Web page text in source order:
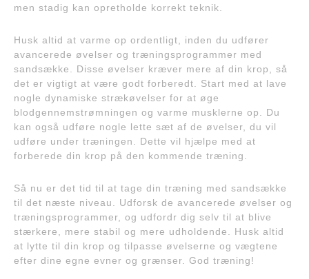
men stadig kan opretholde korrekt teknik.
Husk altid at varme op ordentligt, inden du udfører
avancerede øvelser og træningsprogrammer med
sandsække. Disse øvelser kræver mere af din krop, så
det er vigtigt at være godt forberedt. Start med at lave
nogle dynamiske strækøvelser for at øge
blodgennemstrømningen og varme musklerne op. Du
kan også udføre nogle lette sæt af de øvelser, du vil
udføre under træningen. Dette vil hjælpe med at
forberede din krop på den kommende træning.
Så nu er det tid til at tage din træning med sandsække
til det næste niveau. Udforsk de avancerede øvelser og
træningsprogrammer, og udfordr dig selv til at blive
stærkere, mere stabil og mere udholdende. Husk altid
at lytte til din krop og tilpasse øvelserne og vægtene
efter dine egne evner og grænser. God træning!